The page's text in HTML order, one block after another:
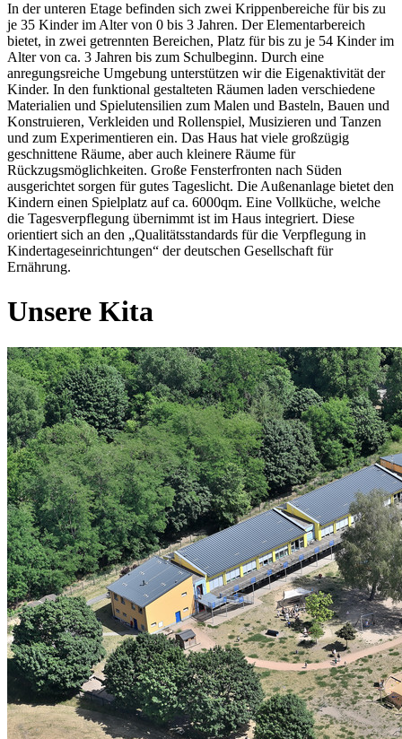
In der unteren Etage befinden sich zwei Krippenbereiche für bis zu
je 35 Kinder im Alter von 0 bis 3 Jahren. Der Elementarbereich
bietet, in zwei getrennten Bereichen, Platz für bis zu je 54 Kinder im
Alter von ca. 3 Jahren bis zum Schulbeginn. Durch eine
anregungsreiche Umgebung unterstützen wir die Eigenaktivität der
Kinder. In den funktional gestalteten Räumen laden verschiedene
Materialien und Spielutensilien zum Malen und Basteln, Bauen und
Konstruieren, Verkleiden und Rollenspiel, Musizieren und Tanzen
und zum Experimentieren ein. Das Haus hat viele großzügig
geschnittene Räume, aber auch kleinere Räume für
Rückzugsmöglichkeiten. Große Fensterfronten nach Süden
ausgerichtet sorgen für gutes Tageslicht. Die Außenanlage bietet den
Kindern einen Spielplatz auf ca. 6000qm. Eine Vollküche, welche
die Tagesverpflegung übernimmt ist im Haus integriert. Diese
orientiert sich an den „Qualitätsstandards für die Verpflegung in
Kindertageseinrichtungen“ der deutschen Gesellschaft für
Ernährung.
Unsere Kita